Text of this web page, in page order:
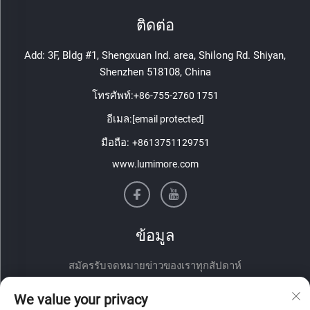
ติดต่อ
Add: 3F, Bldg #1, Shengxuan Ind. area, Shilong Rd. Shiyan,
Shenzhen 518108, China
โทรศัพท์:+86-755-2760 1751
อีเมล:[email protected]
มือถือ: +8613751129751
www.lumimore.com
ข้อมูล
สมัครรับจดหมายข่าวของเราทุกสัปดาห์
We value your privacy